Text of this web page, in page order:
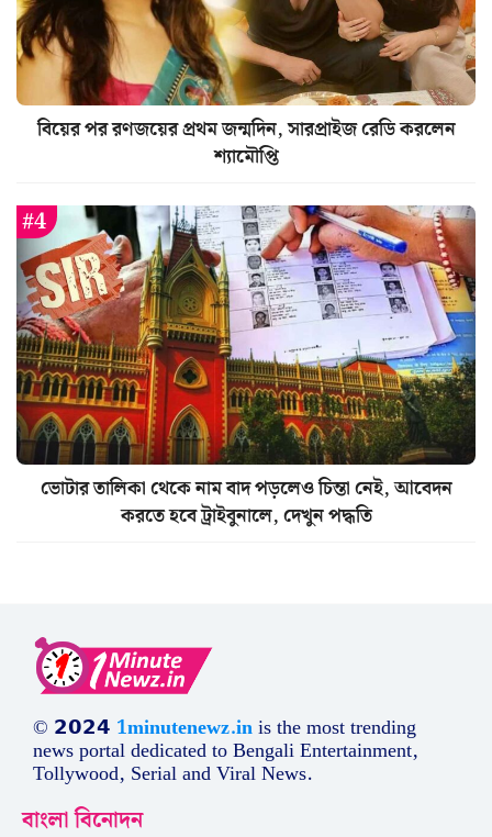
বিয়ের পর রণজয়ের প্রথম জন্মদিন, সারপ্রাইজ রেডি করলেন
শ্যামৌপ্তি
ভোটার তালিকা থেকে নাম বাদ পড়লেও চিন্তা নেই, আবেদন
করতে হবে ট্রাইবুনালে, দেখুন পদ্ধতি
© 𝟮𝟬𝟮𝟰 1minutenewz.inis the most trending
news portal dedicated to Bengali Entertainment,
Tollywood, Serial and Viral News.
বাংলা বিনোদন